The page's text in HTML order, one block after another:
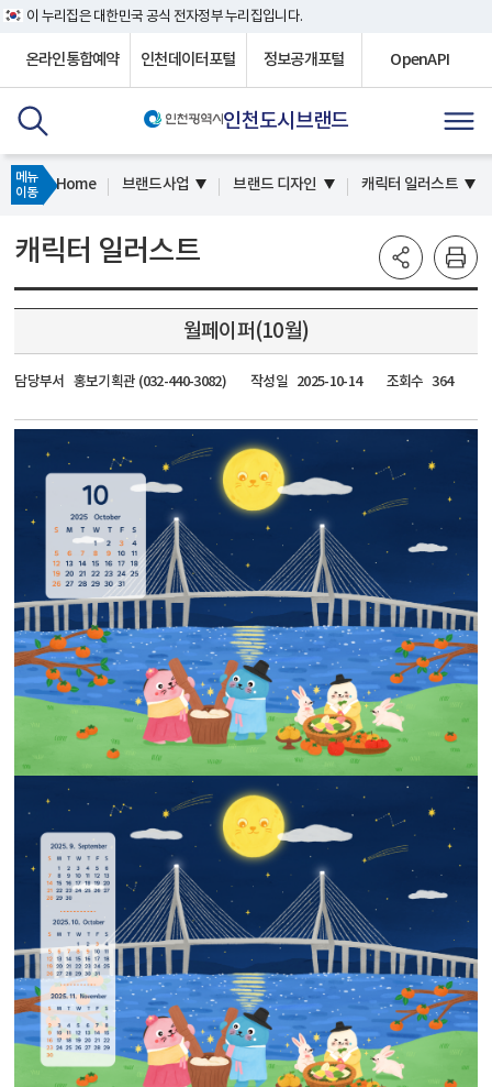
이 누리집은 대한민국 공식 전자정부 누리집입니다.
온라인통합예약 인천데이터포털 정보공개포털 OpenAPI
인천도시브랜드
메뉴
이동
Home 브랜드사업 브랜드 디자인 캐릭터 일러스트
캐릭터 일러스트
월페이퍼(10월)
담당부서 홍보기획관 (032-440-3082) 작성일 2025-10-14 조회수 364